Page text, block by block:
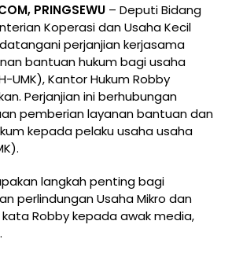
PRINGSEWU – Deputi Bidang
Koperasi dan Usaha Kecil
perjanjian kerjasama
bantuan hukum bagi usaha
UMK), Kantor Hukum Robby
Perjanjian ini berhubungan
pemberian layanan bantuan dan
kepada pelaku usaha usaha
langkah penting bagi
perlindungan Usaha Mikro dan
kata Robby kepada awak media,